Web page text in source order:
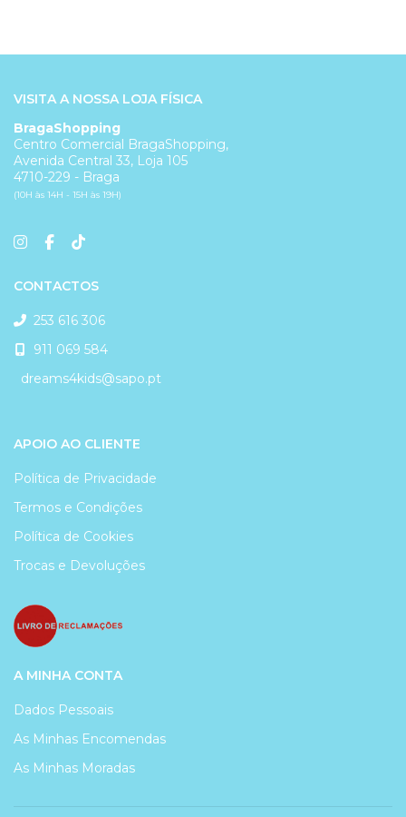
VISITA A NOSSA LOJA FÍSICA
BragaShopping
Centro Comercial BragaShopping,
Avenida Central 33, Loja 105
4710-229 - Braga
(10H às 14H - 15H às 19H)
CONTACTOS
253 616 306
911 069 584
dreams4kids@sapo.pt
APOIO AO CLIENTE
Política de Privacidade
Termos e Condições
Política de Cookies
Trocas e Devoluções
A MINHA CONTA
Dados Pessoais
As Minhas Encomendas
As Minhas Moradas